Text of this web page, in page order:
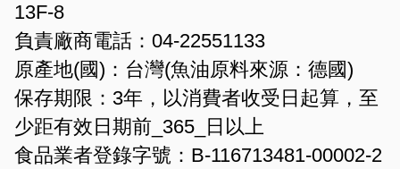
13F-8
負責廠商電話：04-22551133
原產地(國)：台灣 (魚油原料來源：德國)
保存期限：3年，以消費者收受日起算，至
少距有效日期前_365_日以上
食品業者登錄字號：B-116713481-00002-2